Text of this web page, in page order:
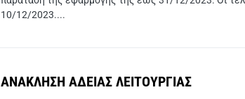
10/12/2023....
ΑΝΑΚΛΗΣΗ ΑΔΕΙΑΣ ΛΕΙΤΟΥΡΓΙΑΣ